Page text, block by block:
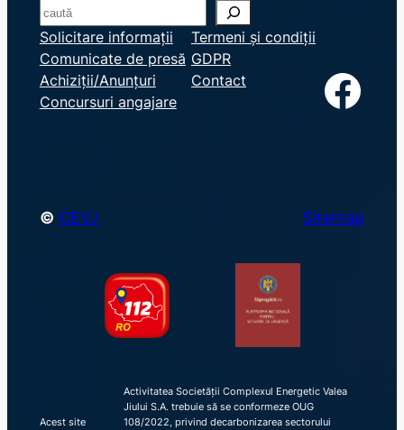
S
e
a
r
c
Solicitare informații
Comunicate de presă
Achiziții/Anunțuri
Concursuri angajare
Termeni și condiții
GDPR
Contact
Facebook
© CEVJ Sitemap
Acest site
Activitatea Societății Complexul Energetic Valea
Jiului S.A. trebuie să se conformeze OUG
108/2022, privind decarbonizarea sectorului